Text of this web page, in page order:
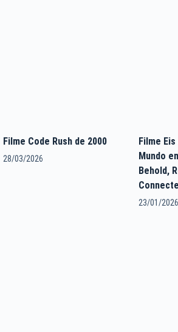
Filme Code Rush de 2000
28/03/2026
Filme
Mundo
Behold,
23/01/2026